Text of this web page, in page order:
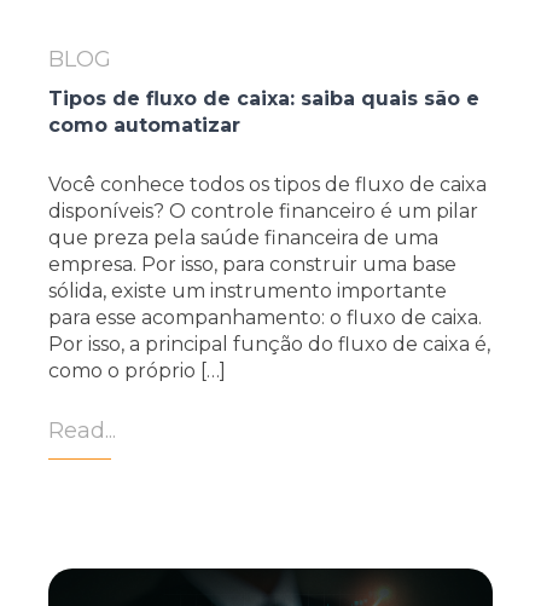
BLOG
Tipos de fluxo de caixa: saiba quais são e
como automatizar
Você conhece todos os tipos de fluxo de caixa
disponíveis? O controle financeiro é um pilar
que preza pela saúde financeira de uma
empresa. Por isso, para construir uma base
sólida, existe um instrumento importante
para esse acompanhamento: o fluxo de caixa.
Por isso, a principal função do fluxo de caixa é,
como o próprio […]
Read...